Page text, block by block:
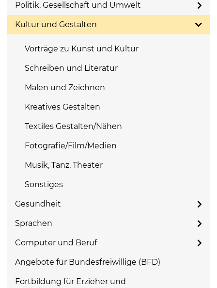
Politik, Gesellschaft und Umwelt
Kultur und Gestalten
Vorträge zu Kunst und Kultur
Schreiben und Literatur
Malen und Zeichnen
Kreatives Gestalten
Textiles Gestalten/Nähen
Fotografie/Film/Medien
Musik, Tanz, Theater
Sonstiges
Gesundheit
Sprachen
Computer und Beruf
Angebote für Bundesfreiwillige (BFD)
Fortbildung für Erzieher und